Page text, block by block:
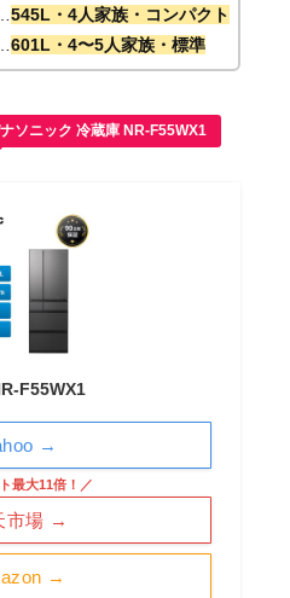
545L・4人家族・コンパクト
601L・4〜5人家族・標準
ソニック 冷蔵庫 NR-F55WX1
F55WX1
→
最大11倍！／
市場 →
→